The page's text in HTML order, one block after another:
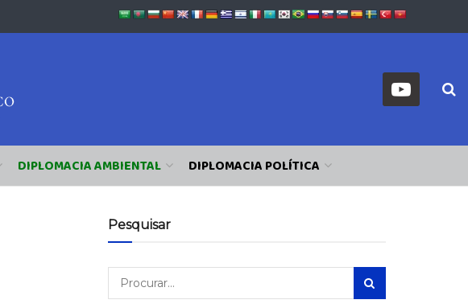
DIPLOMACIA AMBIENTAL DIPLOMACIA POLÍTICA
Pesquisar